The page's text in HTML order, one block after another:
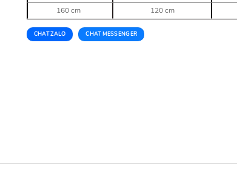
160 cm
120 cm
CHAT ZALO CHAT MESSENGER